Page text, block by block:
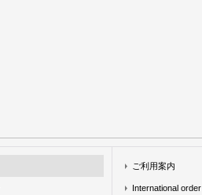
ご利用案内
International order